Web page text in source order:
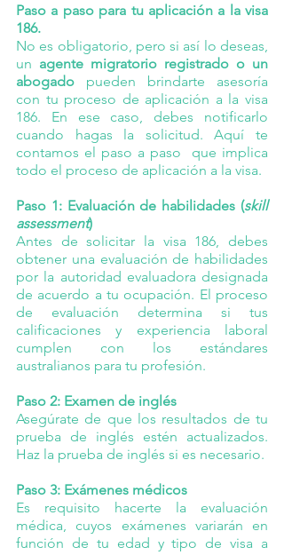
Paso a paso para tu aplicación a la visa
186.
No es obligatorio, pero si así lo deseas,
un agente migratorio registrado o un
abogado pueden brindarte asesoría
con tu proceso de aplicación a la visa
186. En ese caso, debes notificarlo
cuando hagas la solicitud. Aquí te
contamos el paso a paso  que implica
todo el proceso de aplicación a la visa.
Paso 1: Evaluación de habilidades (skill
assessment)
Antes de solicitar la visa 186, debes
obtener una evaluación de habilidades
por la autoridad evaluadora designada
de acuerdo a tu ocupación. El proceso
de evaluación determina si tus
calificaciones y experiencia laboral
cumplen con los estándares
australianos para tu profesión.
Paso 2: Examen de inglés
Asegúrate de que los resultados de tu
prueba de inglés estén actualizados.
Haz la prueba de inglés si es necesario.
Paso 3: Exámenes médicos
Es requisito hacerte la evaluación
médica, cuyos exámenes variarán en
función de tu edad y tipo de visa a